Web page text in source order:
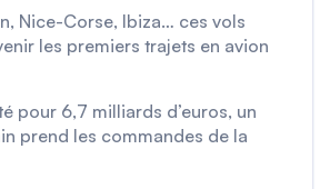
Nice-Corse, Ibiza… ces vols
les premiers trajets en avion
pour 6,7 milliards d’euros, un
prend les commandes de la